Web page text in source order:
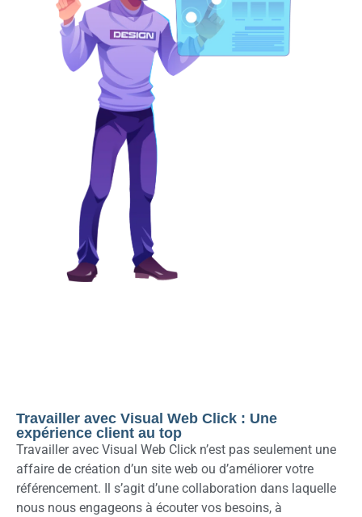
Travailler avec Visual Web Click : Une
expérience client au top
Travailler avec Visual Web Click n’est pas seulement une
affaire de création d’un site web ou d’améliorer votre
référencement. Il s’agit d’une collaboration dans laquelle
nous nous engageons à écouter vos besoins, à